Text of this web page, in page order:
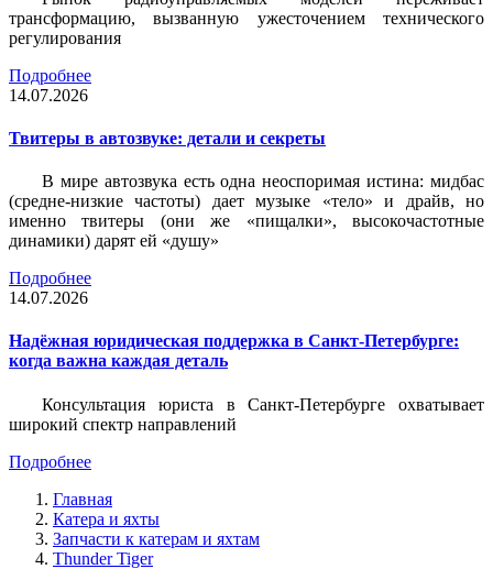
трансформацию, вызванную ужесточением технического
регулирования
Подробнее
14.07.2026
Твитеры в автозвуке: детали и секреты
В мире автозвука есть одна неоспоримая истина: мидбас
(средне-низкие частоты) дает музыке «тело» и драйв, но
именно твитеры (они же «пищалки», высокочастотные
динамики) дарят ей «душу»
Подробнее
14.07.2026
Надёжная юридическая поддержка в Санкт-Петербурге:
когда важна каждая деталь
Консультация юриста в Санкт-Петербурге охватывает
широкий спектр направлений
Подробнее
Главная
Катера и яхты
Запчасти к катерам и яхтам
Thunder Tiger